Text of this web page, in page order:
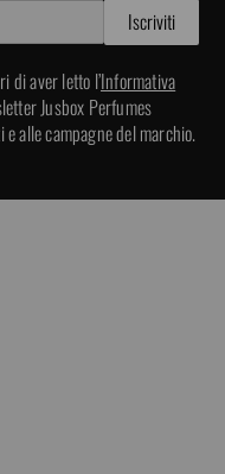
di aver letto l’Informativa
Jusbox Perfumes
alle campagne del marchio.